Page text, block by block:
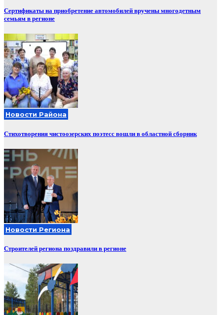
Сертификаты на приобретение автомобилей вручены многодетным
семьям в регионе
Новости Района
Стихотворения чистоозерских поэтесс вошли в областной сборник
Новости Региона
Строителей региона поздравили в регионе